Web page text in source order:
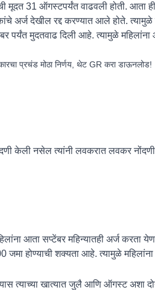
मूदत 31 ऑगस्टपर्यंत वाढवली होती. आता
अर्ज देखील रद्द करण्यात आले होते. त्यामुळे
पर्यंत मुदतवाढ दिली आहे. त्यामुळे महिलांना
प्रचंड मोठा निर्णय, थेट GR करा डाऊनलोड!
केली नसेल त्यांनी लवकरात लवकर
आता सप्टेंबर महिन्यातही अर्ज करता
होण्याची शक्यता आहे. त्यामुळे महिलांना
त्याच्या खात्यात जुलै आणि ऑगस्ट अशा